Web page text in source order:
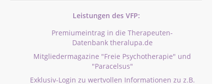
Leistungen des VFP:
Premiumeintrag in die Therapeuten-
Datenbank theralupa.de
Mitgliedermagazine "Freie Psychotherapie" und
"Paracelsus"
Exklusiv-Login zu wertvollen Informationen zu z.B.